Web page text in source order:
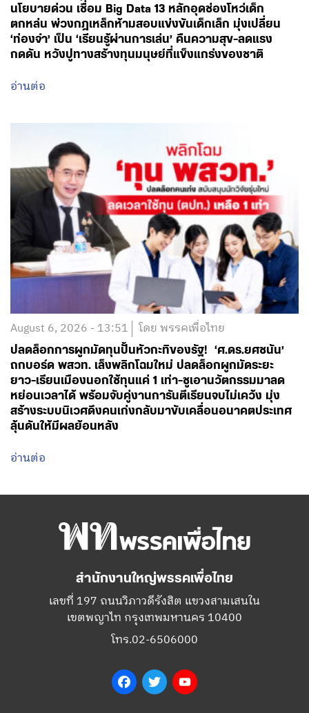
อ่านต่อ
August 6, 2026 - 13:51 โดย พรรคเพื่อไทย
ปลดล็อกการผูกมัดทุนปั้นหัวกะทิของรัฐ! ‘ศ.ดร.ยศชนัน’
ถกบอร์ด พสวท. เล็งพลิกโฉมใหม่ ปลดล็อกผูกมัดระยะ
ยาว-เรียนเมืองนอกใช้ทุนแค่ 1 เท่า-ชูเอานวัตกรรมมาลด
หย่อนเวลาได้ พร้อมจับคู่งานการันตีเรียนจบไม่เคว้ง มุ่ง
สร้างระบบนิเวศดึงคนเก่งกลับมาขับเคลื่อนอนาคตประเทศ
ลุ้นดันให้มีผลย้อนหลัง
อ่านต่อ
เลขที่ 197 ถนนวิภาวดีรังสิต แขวงสามเสนใน
เขตพญาไท กรุงเทพมหานคร 10400
โทร.02-6506000
FacebookTwitterYouTube
กรรมการบริหารพรรคเพื่อไทย